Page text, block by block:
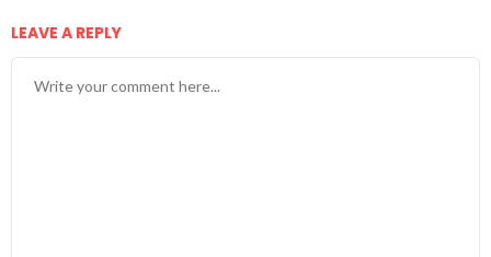
LEAVE A REPLY